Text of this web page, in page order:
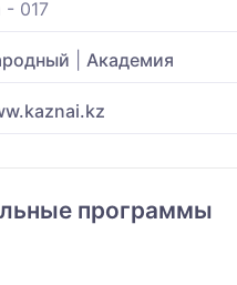
- 017
Академия
программы